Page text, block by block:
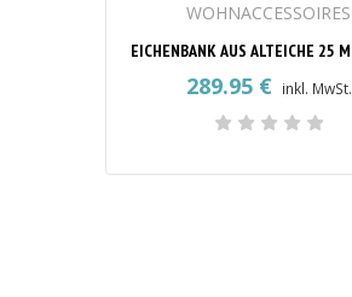
WOHNACCESSOIRES
289.95 € inkl. MwSt.